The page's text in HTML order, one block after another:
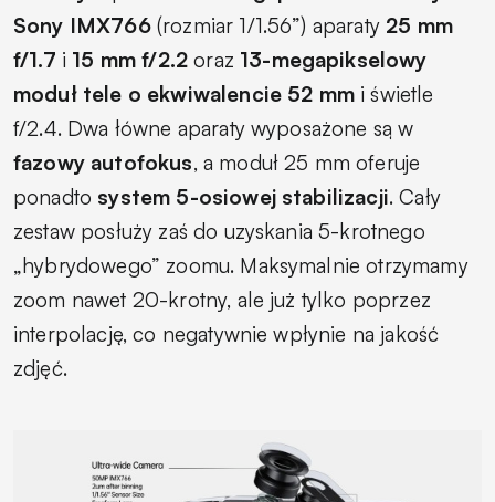
Sony IMX766(rozmiar 1/1.56”) aparaty 25 mm
f/1.7 i 15 mm f/2.2 oraz 13-megapikselowy
moduł tele o ekwiwalencie 52 mmi świetle
f/2.4. Dwa łówne aparaty wyposażone są w
fazowy autofokus, a moduł 25 mm oferuje
ponadto system 5-osiowej stabilizacji. Cały
zestaw posłuży zaś do uzyskania 5-krotnego
„hybrydowego” zoomu. Maksymalnie otrzymamy
zoom nawet 20-krotny, ale już tylko poprzez
interpolację, co negatywnie wpłynie na jakość
zdjęć.